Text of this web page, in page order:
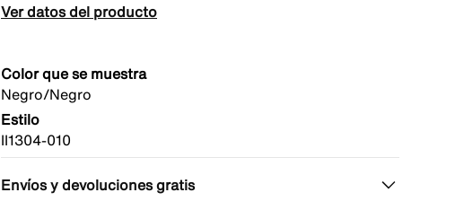
Ver datos del producto
Color que se muestra
Negro/Negro
Estilo
II1304-010
Envíos y devoluciones gratis